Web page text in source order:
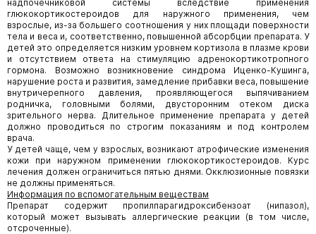
надпочечниковой системы вследствие применения
глюкокортикостероидов для наружного применения, чем
взрослые, из-за большего соотношения у них площади поверхности
тела и веса и, соответственно, повышенной абсорбции препарата. У
детей это определяется низким уровнем кортизола в плазме крови
и отсутствием ответа на стимуляцию адренокортикотропного
гормона. Возможно возникновение синдрома Иценко-Кушинга,
нарушение роста и развития, замедление прибавки веса, повышение
внутричерепного давления, проявляющегося выпячиванием
родничка, головными болями, двусторонним отеком диска
зрительного нерва. Длительное применение препарата у детей
должно проводиться по строгим показаниям и под контролем
врача.
У детей чаще, чем у взрослых, возникают атрофические изменения
кожи при наружном применении глюкокортикостероидов. Курс
лечения должен ограничиться пятью днями. Окклюзионные повязки
не должны применяться.
Информация по вспомогательным веществам
Препарат содержит пропилпарагидроксибензоат (нипазол),
который может вызывать аллергические реакции (в том числе,
отсроченные).